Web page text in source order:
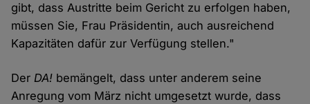
gibt, dass Austritte beim Gericht zu erfolgen haben,
müssen Sie, Frau Präsidentin, auch ausreichend
Kapazitäten dafür zur Verfügung stellen."
DerDA! bemängelt, dass unter anderem seine
Anregung vom März nicht umgesetzt wurde, dass